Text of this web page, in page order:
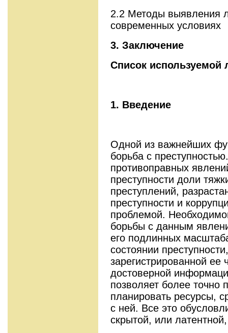
2.2 Методы выявления
современных условиях
3. Заключение
Список используемой
1. Введение
Одной из важнейших
борьба с
противоправных
преступности доли
преступлений,
преступности и
проблемой.
борьбы с данным
его подлинных
состоянии
зарегистрированной ее
достоверной
позволяет более точно
планировать ресурсы,
с ней. Все это
скрытой, или